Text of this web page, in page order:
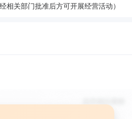
关部门批准后方可开展经营活动）